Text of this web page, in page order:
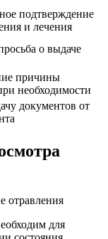
подтверждение
и лечения
о выдаче
причины
необходимости
документов от
для